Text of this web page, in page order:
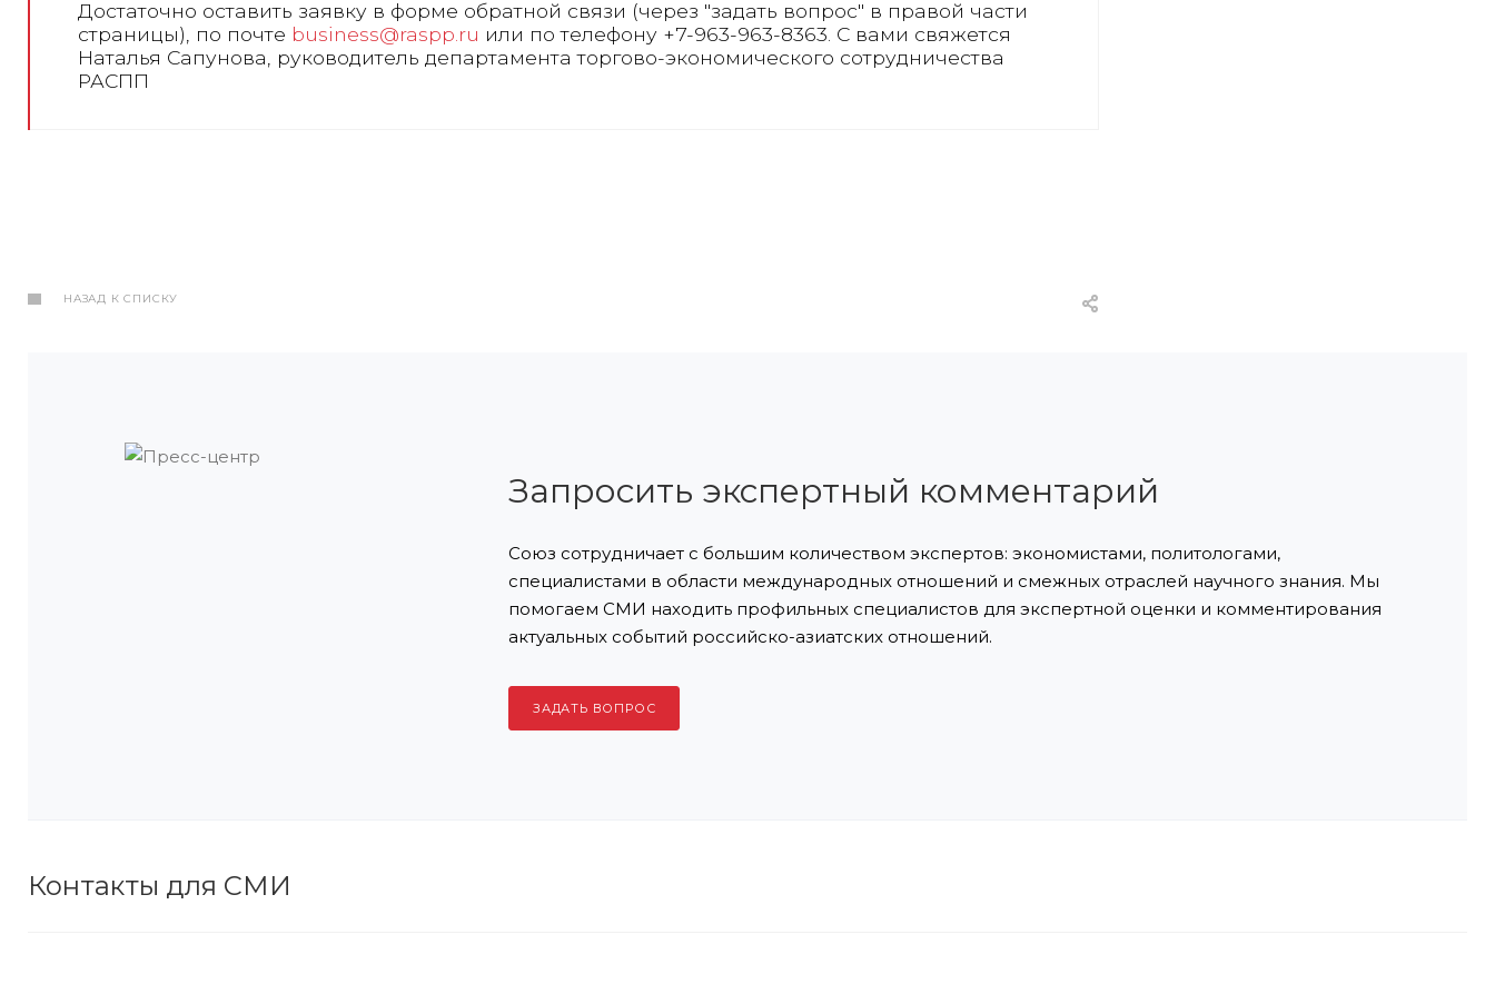
Достаточно оставить заявку в форме обратной связи (через "задать вопрос" в правой части
страницы), по почте business@raspp.ru или по телефону +7-963-963-8363. С вами свяжется
Наталья Сапунова, руководитель департамента торгово-экономического сотрудничества
РАСПП
НАЗАД К СПИСКУ
Запросить экспертный комментарий
Союз сотрудничает с большим количеством экспертов: экономистами, политологами,
специалистами в области международных отношений и смежных отраслей научного знания. Мы
помогаем СМИ находить профильных специалистов для экспертной оценки и комментирования
актуальных событий российско-азиатских отношений.
ЗАДАТЬ ВОПРОС
Контакты для СМИ